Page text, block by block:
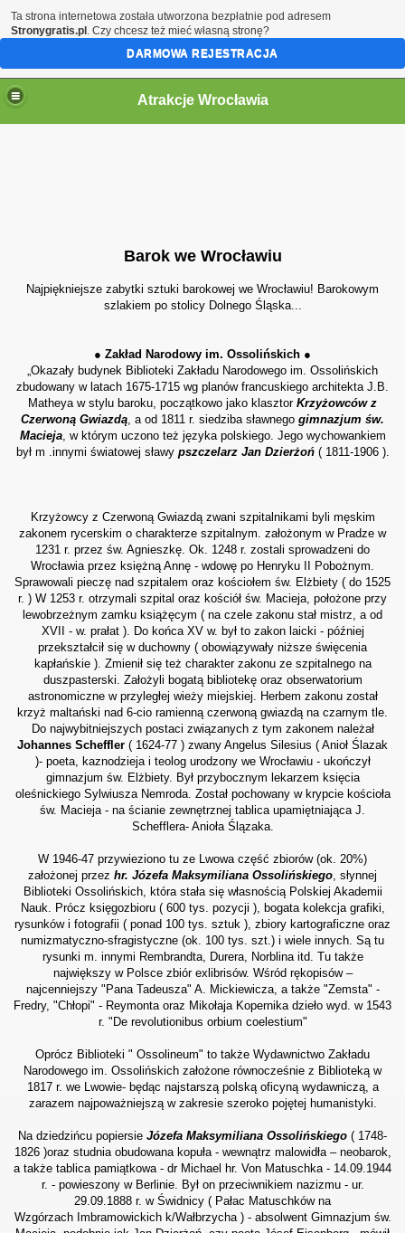
Atrakcje Wrocławia
Barok we Wrocławiu
Najpiękniejsze zabytki sztuki barokowej we Wrocławiu! Barokowym
szlakiem po stolicy Dolnego Śląska...
● Zakład Narodowy im. Ossolińskich ●
„Okazały budynek Biblioteki Zakładu Narodowego im. Ossolińskich
zbudowany w latach 1675-1715 wg planów francuskiego architekta J.B.
Matheya w stylu baroku, początkowo jako klasztor Krzyżowców z
Czerwoną Gwiazdą, a od 1811 r. siedziba sławnego gimnazjum św.
Macieja, w którym uczono też języka polskiego. Jego wychowankiem
był m .innymi światowej sławy pszczelarz Jan Dzierżoń( 1811-1906 ).
Krzyżowcy z Czerwoną Gwiazdą zwani szpitalnikami byli męskim
zakonem rycerskim o charakterze szpitalnym. założonym w Pradze w
1231 r. przez św. Agnieszkę. Ok. 1248 r. zostali sprowadzeni do
Wrocławia przez księżną Annę - wdowę po Henryku II Pobożnym.
Sprawowali pieczę nad szpitalem oraz kościołem św. Elżbiety ( do 1525
r. ) W 1253 r. otrzymali szpital oraz kościół św. Macieja, położone przy
lewobrzeżnym zamku książęcym ( na czele zakonu stał mistrz, a od
XVII - w. prałat ). Do końca XV w. był to zakon laicki - później
przekształcił się w duchowny ( obowiązywały niższe święcenia
kapłańskie ). Zmienił się też charakter zakonu ze szpitalnego na
duszpasterski. Założyli bogatą bibliotekę oraz obserwatorium
astronomiczne w przyległej wieży miejskiej. Herbem zakonu został
krzyż maltański nad 6-cio ramienną czerwoną gwiazdą na czarnym tle.
Do najwybitniejszych postaci związanych z tym zakonem należał
Johannes Scheffler ( 1624-77 ) zwany Angelus Silesius ( Anioł Ślazak
)- poeta, kaznodzieja i teolog urodzony we Wrocławiu - ukończył
gimnazjum św. Elżbiety. Był przybocznym lekarzem księcia
oleśnickiego Sylwiusza Nemroda. Został pochowany w krypcie kościoła
św. Macieja - na ścianie zewnętrznej tablica upamiętniająca J.
Schefflera- Anioła Ślązaka.
W 1946-47 przywieziono tu ze Lwowa część zbiorów (ok. 20%)
założonej przez hr. Józefa Maksymiliana Ossolińskiego, słynnej
Biblioteki Ossolińskich, która stała się własnością Polskiej Akademii
Nauk. Prócz księgozbioru ( 600 tys. pozycji ), bogata kolekcja grafiki,
rysunków i fotografii ( ponad 100 tys. sztuk ), zbiory kartograficzne oraz
numizmatyczno-sfragistyczne (ok. 100 tys. szt.) i wiele innych. Są tu
rysunki m. innymi Rembrandta, Durera, Norblina itd. Tu także
największy w Polsce zbiór exlibrisów. Wśród rękopisów –
najcenniejszy "Pana Tadeusza" A. Mickiewicza, a także "Zemsta" -
Fredry, "Chłopi" - Reymonta oraz Mikołaja Kopernika dzieło wyd. w 1543
r. "De revolutionibus orbium coelestium"
Oprócz Biblioteki " Ossolineum" to także Wydawnictwo Zakładu
Narodowego im. Ossolińskich założone równocześnie z Biblioteką w
1817 r. we Lwowie- będąc najstarszą polską oficyną wydawniczą, a
zarazem najpoważniejszą w zakresie szeroko pojętej humanistyki.
Na dziedzińcu popiersie Józefa Maksymiliana Ossolińskiego ( 1748-
1826 )oraz studnia obudowana kopuła - wewnątrz malowidła – neobarok,
a także tablica pamiątkowa - dr Michael hr. Von Matuschka - 14.09.1944
r. - powieszony w Berlinie. Był on przeciwnikiem nazizmu - ur.
29.09.1888 r. w Świdnicy ( Pałac Matuschków na
Wzgórzach Imbramowickich k/Wałbrzycha ) - absolwent Gimnazjum św.
Ta strona internetowa została utworzona bezpłatnie pod adresem
Stronygratis.pl . Czy chcesz też mieć własną stronę?
DARMOWA REJESTRACJA